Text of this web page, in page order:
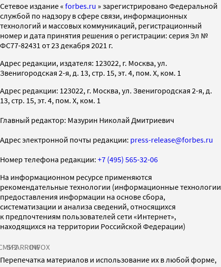
Cетевое издание « forbes.ru » зарегистрировано Федеральной
службой по надзору в сфере связи, информационных
технологий и массовых коммуникаций, регистрационный
номер и дата принятия решения о регистрации: серия Эл №
ФС77-82431 от 23 декабря 2021 г.
Адрес редакции, издателя: 123022, г. Москва, ул.
Звенигородская 2-я, д. 13, стр. 15, эт. 4, пом. X, ком. 1
Адрес редакции: 123022, г. Москва, ул. Звенигородская 2-я, д.
13, стр. 15, эт. 4, пом. X, ком. 1
Главный редактор: Мазурин Николай Дмитриевич
Адрес электронной почты редакции: press-release@forbes.ru
Номер телефона редакции: +7 (495) 565-32-06
На информационном ресурсе применяются
рекомендательные технологии (информационные технологии
предоставления информации на основе сбора,
систематизации и анализа сведений, относящихся
к предпочтениям пользователей сети «Интернет»,
находящихся на территории Российской Федерации)
SPARROWINFOX
Перепечатка материалов и использование их в любой форме,